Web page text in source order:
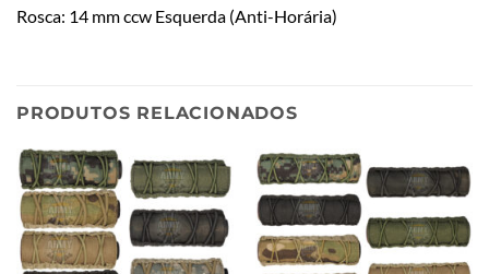
Rosca: 14 mm ccw Esquerda (Anti-Horária)
PRODUTOS RELACIONADOS